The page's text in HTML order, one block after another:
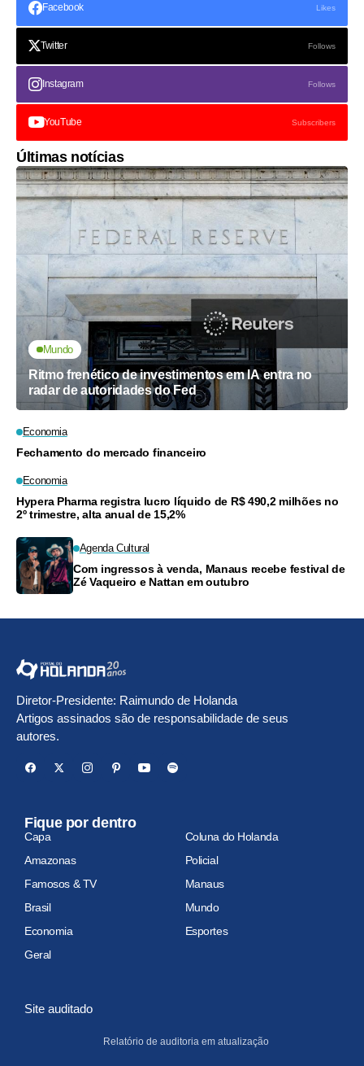
Facebook Likes
Twitter Follows
Instagram Follows
YouTube Subscribers
Últimas notícias
Mundo
Ritmo frenético de investimentos em IA entra no
radar de autoridades do Fed
Economia
Fechamento do mercado financeiro
Economia
Hypera Pharma registra lucro líquido de R$ 490,2 milhões no
2º trimestre, alta anual de 15,2%
Agenda Cultural
Com ingressos à venda, Manaus recebe festival de
Zé Vaqueiro e Nattan em outubro
Diretor-Presidente: Raimundo de Holanda
Artigos assinados são de responsabilidade de seus
autores.
Fique por dentro
Capa
Coluna do Holanda
Amazonas
Policial
Famosos & TV
Manaus
Brasil
Mundo
Economia
Esportes
Geral
Site auditado
Relatório de auditoria em atualização